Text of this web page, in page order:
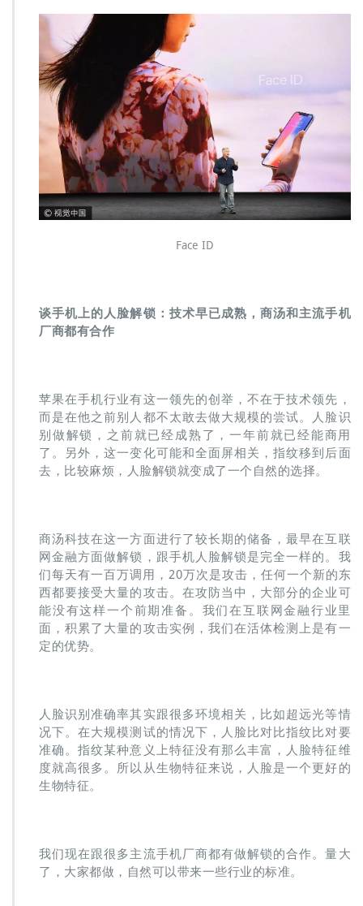
Face ID
谈手机上的人脸解锁：技术早已成熟，商汤和主流手机
厂商都有合作
苹果在手机行业有这一领先的创举，不在于技术领先，
而是在他之前别人都不太敢去做大规模的尝试。人脸识
别做解锁，之前就已经成熟了，一年前就已经能商用
了。另外，这一变化可能和全面屏相关，指纹移到后面
去，比较麻烦，人脸解锁就变成了一个自然的选择。
商汤科技在这一方面进行了较长期的储备，最早在互联
网金融方面做解锁，跟手机人脸解锁是完全一样的。我
们每天有一百万调用，20万次是攻击，任何一个新的东
西都要接受大量的攻击。在攻防当中，大部分的企业可
能没有这样一个前期准备。我们在互联网金融行业里
面，积累了大量的攻击实例，我们在活体检测上是有一
定的优势。
人脸识别准确率其实跟很多环境相关，比如超远光等情
况下。在大规模测试的情况下，人脸比对比指纹比对要
准确。指纹某种意义上特征没有那么丰富，人脸特征维
度就高很多。所以从生物特征来说，人脸是一个更好的
生物特征。
我们现在跟很多主流手机厂商都有做解锁的合作。量大
了，大家都做，自然可以带来一些行业的标准。